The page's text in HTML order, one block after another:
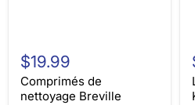
de
nettoyage
Breville
Espresso
$19.99
Comprimés de
nettoyage Breville